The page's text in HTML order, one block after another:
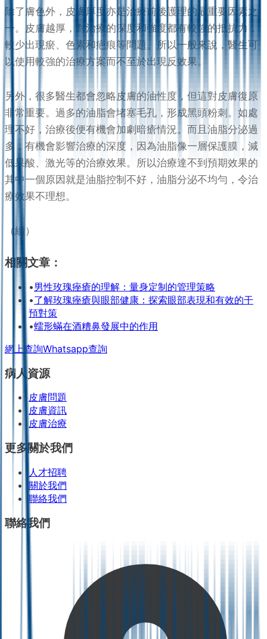
除了膚色外，皮膚厚度亦是治療前後護理的最重要因素之
一。皮膚越厚，對治療的深度和強度都有較強的抵抗力，
較少出現瘀、色素和疤痕等問題。所以一般來說，醫生可
以使用較強的治療方案而不至於出現反效果。
另外，很多醫生都會忽略皮膚的油性度，但這對皮膚復原
非常重要。過多的油脂會堵塞毛孔，形成黑頭粉刺。如處
理不好，治療後便有機會加劇暗瘡情況。而且油脂分泌過
多，有機會影響治療的深度，因為油脂像一層保護膜，減
低果酸、激光等的治療效果。所以治療達不到預期效果的
其中一個原因就是油脂控制不好，油脂分泌不均勻，令治
療效果不理想。
（續）
相關文章：
•男性玫瑰痤瘡的理解：量身定制的管理策略
•了解玫瑰痤瘡與眼部健康：探索眼部表現和有效的干
預對策
•蠕形蟎在酒糟鼻發展中的作用
網上查詢Whatsapp查詢
病人資源
皮膚問題
皮膚資訊
皮膚治療
更多關於我們
人才招聘
關於我們
聯絡我們
聯絡我們